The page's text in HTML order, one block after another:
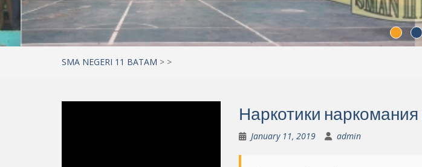
SMA NEGERI 11 BATAM > >
Наркотики наркомания
January 11, 2019 admin